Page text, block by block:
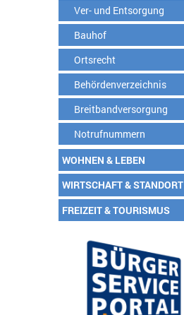
Ver- und Entsorgung
Bauhof
Ortsrecht
Behördenverzeichnis
Breitbandversorgung
Notrufnummern
WOHNEN & LEBEN
WIRTSCHAFT & STANDORT
FREIZEIT & TOURISMUS